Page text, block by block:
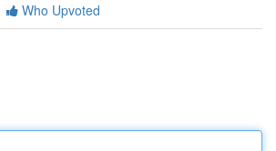
Who Upvoted